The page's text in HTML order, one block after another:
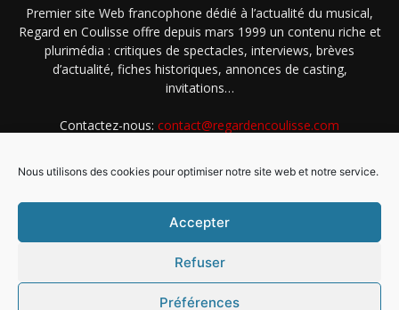
Nous utilisons des cookies pour optimiser notre site web et notre service.
Accepter
Refuser
Préférences
Premier site Web francophone dédié à l’actualité du musical,
Regard en Coulisse offre depuis mars 1999 un contenu riche et
plurimédia : critiques de spectacles, interviews, brèves
d’actualité, fiches historiques, annonces de casting,
invitations…
Contactez-nous: contact@regardencoulisse.com